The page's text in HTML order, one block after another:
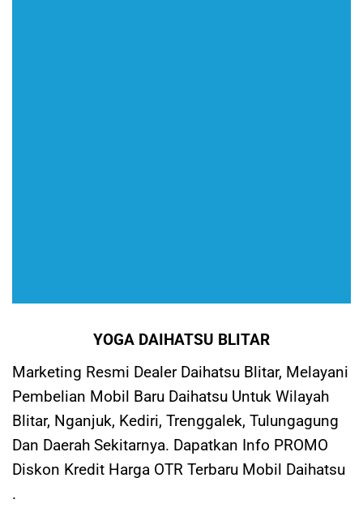
YOGA DAIHATSU BLITAR
Marketing Resmi Dealer Daihatsu Blitar, Melayani
Pembelian Mobil Baru Daihatsu Untuk Wilayah
Blitar, Nganjuk, Kediri, Trenggalek, Tulungagung
Dan Daerah Sekitarnya. Dapatkan Info PROMO
Diskon Kredit Harga OTR Terbaru Mobil Daihatsu
.